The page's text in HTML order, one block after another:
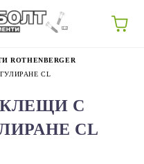
CL
С
CL